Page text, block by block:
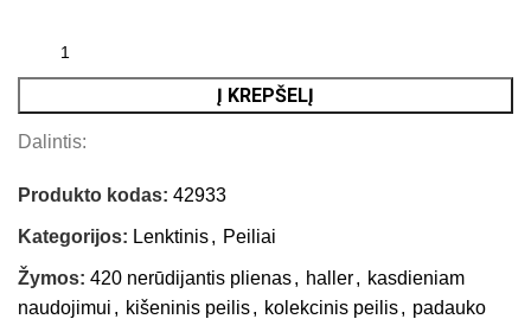
Į KREPŠELĮ
Dalintis:
Produkto kodas:42933
Kategorijos: Lenktinis, Peiliai
Žymos: 420 nerūdijantis plienas, haller, kasdieniam
naudojimui , kišeninis peilis, kolekcinis peilis, padauko